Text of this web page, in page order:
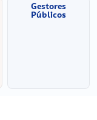
Gestores
Públicos